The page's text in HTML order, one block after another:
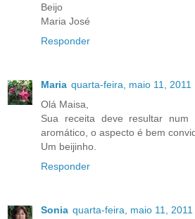
Beijo
Maria José
Responder
Maria quarta-feira, maio 11, 2011
Olá Maisa,
Sua receita deve resultar num
aromático, o aspecto é bem
Um beijinho.
Responder
Sonia quarta-feira, maio 11, 2011